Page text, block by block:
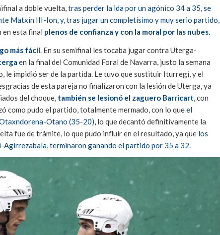
a doble vuelta,tras perder la ida por un agónico 34 a 35,se
Matxin III-Ion, y, tras jugar un completísimo y muy serio partido,
en esta final plenos de confianza y con la moral por las nubes.
más fácil. En su semifinal les tocaba jugar contra Uterga-
en la final del Comunidad Foral de Navarra, justo la semana
le impidió ser de la partida. Le tuvo que sustituir Iturregi, y el
de esta pareja no finalizaron con la lesión de Uterga, ya
del choque, también se lesionó el zaguero Barricart, con
como pudo el partido, totalmente mermado, con lo queel
Otano (35-20), lo que decantó definitivamente la
fue de trámite, lo que pudo influir en el resultado, ya que los
terminaron ganando el partido por 35 a 32.